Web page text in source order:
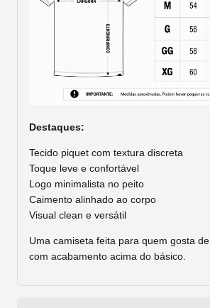
Destaques:
Tecido piquet com textura discreta
Toque leve e confortável
Logo minimalista no peito
Caimento alinhado ao corpo
Visual clean e versátil
Uma camiseta feita para quem gosta
com acabamento acima do básico.